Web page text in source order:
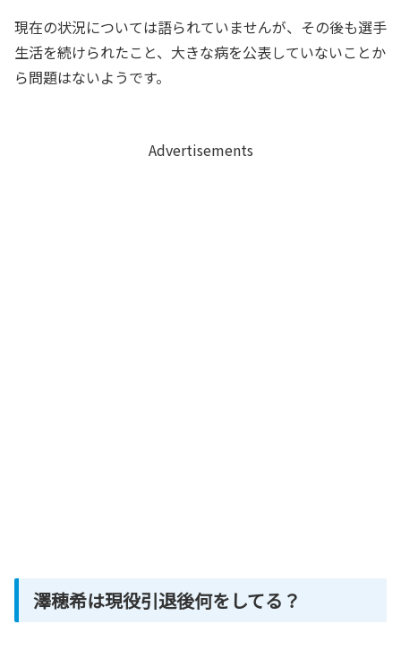
現在の状況については語られていませんが、その後も選手
生活を続けられたこと、大きな病を公表していないことか
ら問題はないようです。
Advertisements
澤穂希は現役引退後何をしてる？